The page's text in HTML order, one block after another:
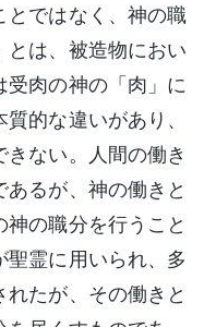
とではなく、神の職
とは、被造物におい
受肉の神の「肉」に
的な違いがあり、
ない。人間の働き
るが、神の働きと
の職分を行うこと
聖霊に用いられ、多
れたが、その働きと